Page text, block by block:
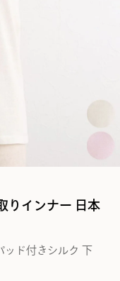
りインナー 日本
ド付きシルク 下